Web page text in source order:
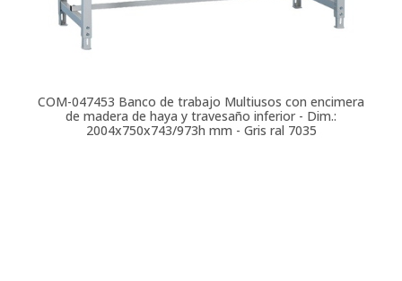
COM-047453 Banco de trabajo Multiusos con encimera
de madera de haya y travesaño inferior - Dim.:
2004x750x743/973h mm - Gris ral 7035